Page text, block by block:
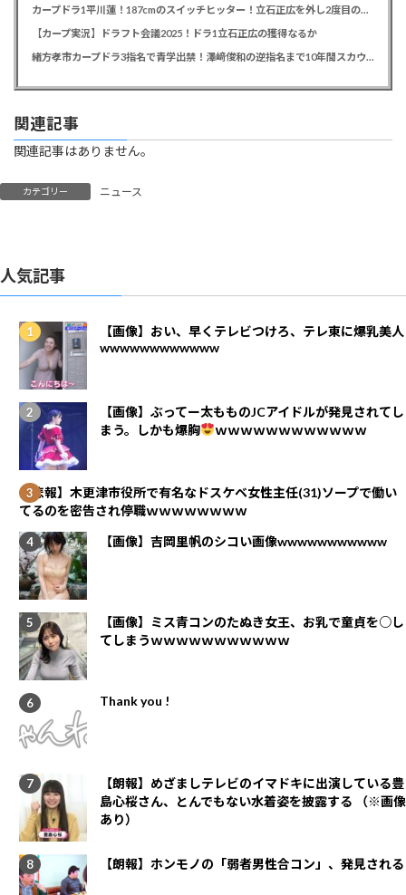
カープドラ1平川蓮！187cmのスイッチヒッター！立石正広を外し2度目の重複も新井監督がクジを引き当てる！【ドラフト会議2025】
【カープ実況】ドラフト会議2025！ドラ1立石正広の獲得なるか
緒方孝市カープドラ3指名で青学出禁！澤﨑俊和の逆指名まで10年間スカウト出禁
関連記事
関連記事はありません。
カテゴリー ニュース
人気記事
【画像】おい、早くテレビつけろ、テレ東に爆乳美人
wwwwwwwwwwww
【画像】ぶってー太もものJCアイドルが発見されてし
まう。しかも爆胸
ｗｗｗｗｗｗｗｗｗｗｗｗ
【悲報】木更津市役所で有名なドスケベ女性主任(31)ソープで働い
てるのを密告され停職ｗｗｗｗｗｗｗｗ
【画像】吉岡里帆のシコい画像wwwwwwwwwww
【画像】ミス青コンのたぬき女王、お乳で童貞を○し
てしまうｗｗｗｗｗｗｗｗｗｗｗ
Thank you !
【朗報】めざましテレビのイマドキに出演している豊
島心桜さん、とんでもない水着姿を披露する （※画像
あり）
【朗報】ホンモノの「弱者男性合コン」、発見される